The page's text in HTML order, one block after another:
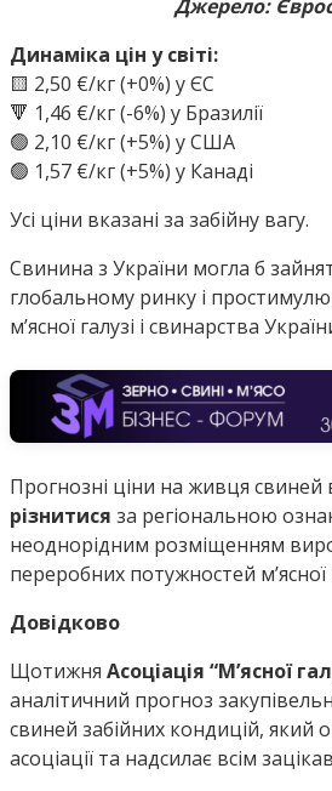
Джерело:
Динаміка цін у світі:
🟨 2,50 €/кг (+0%) у ЄС
🔻 1,46 €/кг (-6%) у Бразилії
🟢 2,10 €/кг (+5%) у США
🟢 1,57 €/кг (+5%) у Канаді
Усі ціни вказані за забійну вагу.
Свинина з України могла б
глобальному ринку і
мʼясної галузі і свинарства
Прогнозні ціни на живця свиней
різнитися за регіональною
неоднорідним розміщенням
переробних потужностей м’ясної
Довідково
Щотижня Асоціація “М’ясної
аналітичний прогноз
свиней забійних кондицій, який
асоціації та надсилає всім